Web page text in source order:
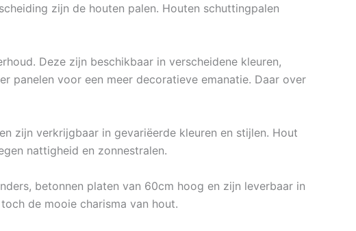
zijn de houten palen. Houten schuttingpalen
Deze zijn beschikbaar in verscheidene kleuren,
panelen voor een meer decoratieve emanatie. Daar over
zijn verkrijgbaar in gevariëerde kleuren en stijlen. Hout
nattigheid en zonnestralen.
betonnen platen van 60cm hoog en zijn leverbaar in
de mooie charisma van hout.